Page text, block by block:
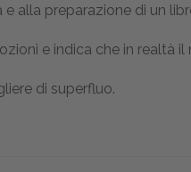
alla preparazione di un
e indica che in realtà il
di superfluo.